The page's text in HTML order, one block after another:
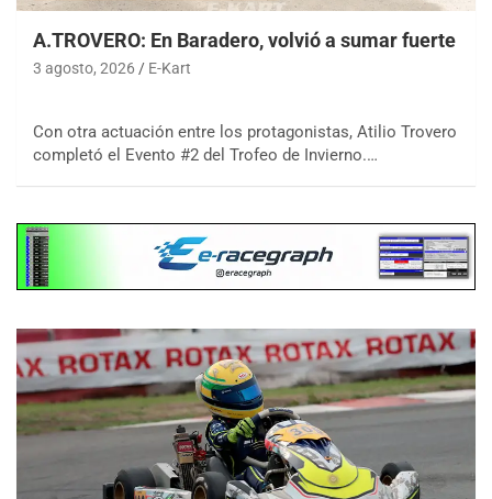
A.TROVERO: En Baradero, volvió a sumar fuerte
3 agosto, 2026 E-Kart
Con otra actuación entre los protagonistas, Atilio Trovero
completó el Evento #2 del Trofeo de Invierno.…